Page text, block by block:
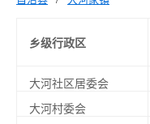
乡级行政区
大河社区居委会
大河村委会